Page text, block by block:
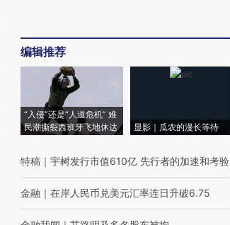
编辑推荐
“入侵”还是“人道危机” 难
民潮撕裂西班牙飞地休达
显影｜瓜农的漫长等待
特稿 ｜ 宇树发行市值610亿 先行者的加速和考验
金融 ｜ 在岸人民币兑美元汇率连日升破6.75